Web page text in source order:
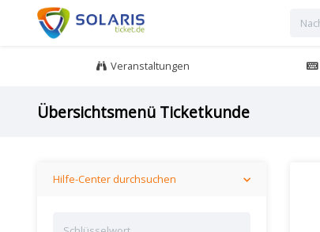
Veranstaltungen
Übersichtsmenü Ticketkunde
Hilfe-Center durchsuchen